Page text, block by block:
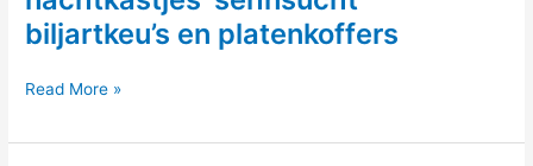
biljartkeu’s en platenkoffers
nachtkastjes
biljartkeu’s
Read More »